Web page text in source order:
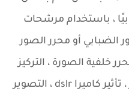
، باستخدام مرشحات
الضبابي أو محرر الصور
خلفية الصورة ، التركيز
البؤري للكاميرا ، كاميرا التركيز ، تأثير كاميرا dslr ، التصوير